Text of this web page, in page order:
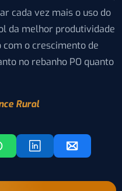
cada vez mais o uso do
da melhor produtividade
com o crescimento de
no rebanho PO quanto
Rural